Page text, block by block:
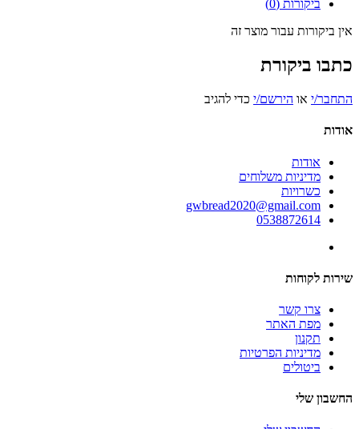
ביקורות (0)
אין ביקורות עבור מוצר זה
כתבו ביקורת
התחבר/י או הירשם/י כדי להגיב
אודות
אודות
מדיניות משלוחים
כשרויות
gwbread2020@gmail.com
0538872614
שירות לקוחות
צרו קשר
מפת האתר
תקנון
מדיניות הפרטיות
ביטולים
החשבון שלי